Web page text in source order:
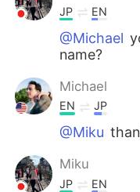
JP EN
@Michael
name?
Michael
EN JP
@Miku
Miku
JP EN